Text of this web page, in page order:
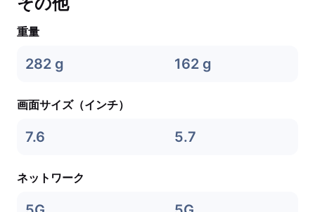
重量
282 g 162 g
画面サイズ（インチ）
7.6 5.7
ネットワーク